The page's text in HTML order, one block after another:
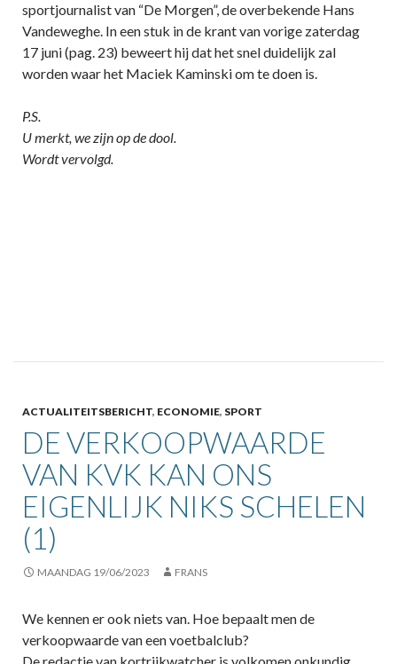
sportjournalist van “De Morgen”, de overbekende Hans
Vandeweghe. In een stuk in de krant van vorige zaterdag
17 juni (pag. 23) beweert hij dat het snel duidelijk zal
worden waar het Maciek Kaminski om te doen is.
P.S.
U merkt, we zijn op de dool.
Wordt vervolgd.
ACTUALITEITSBERICHT, ECONOMIE, SPORT
DE VERKOOPWAARDE
VAN KVK KAN ONS
EIGENLIJK NIKS SCHELEN
(1)
MAANDAG 19/06/2023 FRANS
We kennen er ook niets van. Hoe bepaalt men de
verkoopwaarde van een voetbalclub?